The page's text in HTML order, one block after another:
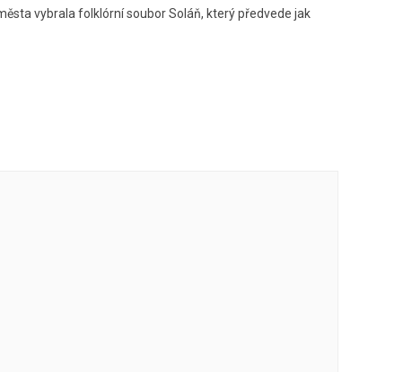
vybrala folklórní soubor Soláň, který předvede jak